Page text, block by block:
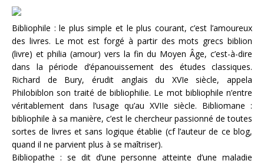
Bibliophile : le plus simple et le plus courant, c’est l’amoureux
des livres. Le mot est forgé à partir des mots grecs biblion
(livre) et philia (amour) vers la fin du Moyen Âge, c’est-à-dire
dans la période d’épanouissement des études classiques.
Richard de Bury, érudit anglais du XVIe siècle, appela
Philobiblon son traité de bibliophilie. Le mot bibliophile n’entre
véritablement dans l’usage qu’au XVIIe siècle. Bibliomane :
bibliophile à sa manière, c’est le chercheur passionné de toutes
sortes de livres et sans logique établie (cf l’auteur de ce blog,
quand il ne parvient plus à se maîtriser).
Bibliopathe : se dit d’une personne atteinte d’une maladie